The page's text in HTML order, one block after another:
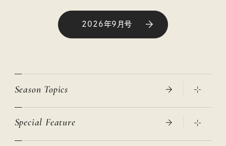
2026年9月号
Season Topics
真夏のひんやりグッズ 2026
Special Feature